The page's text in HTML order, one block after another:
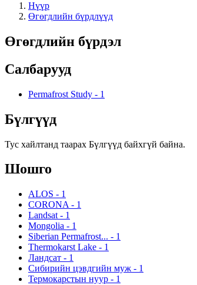
Нүүр
Өгөгдлийн бүрдлүүд
Өгөгдлийн бүрдэл
Салбарууд
Permafrost Study - 1
Бүлгүүд
Тус хайлтанд таарах Бүлгүүд байхгүй байна.
Шошго
ALOS - 1
CORONA - 1
Landsat - 1
Mongolia - 1
Siberian Permafrost... - 1
Thermokarst Lake - 1
Ландсат - 1
Сибирийн цэвдгийн муж - 1
Термокарстын нуур - 1